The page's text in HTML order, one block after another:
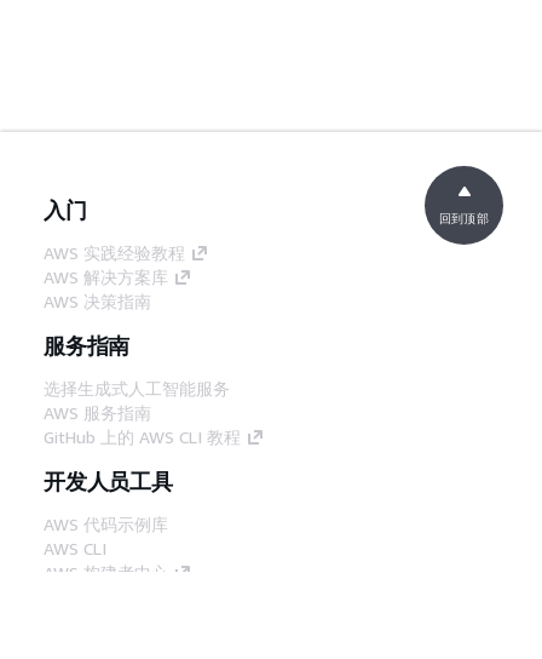
入门
AWS 实践经验教程
AWS 解决方案库
AWS 决策指南
服务指南
选择生成式人工智能服务
AWS 服务指南
GitHub 上的 AWS CLI 教程
开发人员工具
AWS 代码示例库
AWS CLI
AWS 构建者中心
回到顶部